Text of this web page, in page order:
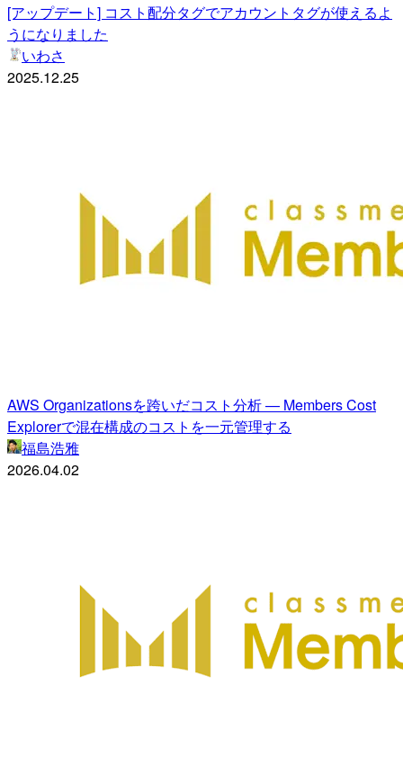
[アップデート] コスト配分タグでアカウントタグが使えるよ
うになりました
いわさ
2025.12.25
AWS Organizationsを跨いだコスト分析 — Members Cost
Explorerで混在構成のコストを一元管理する
福島浩雅
2026.04.02